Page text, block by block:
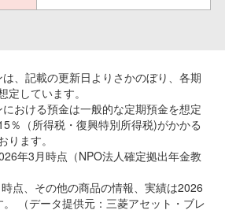
、記載の更新日よりさかのぼり、各期
定しています。
おける預金は一般的な定期預金を想定
％（所得税・復興特別所得税)がかかる
ります。
年3月時点（NPO法人確定拠出年金教
点、その他の商品の情報、実績は2026
（データ提供元：三菱アセット・ブレ